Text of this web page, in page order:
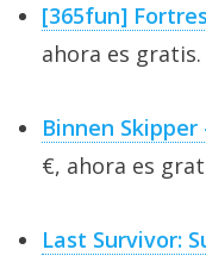
[365fun]
ahora es gratis.
Binnen Skipper
€, ahora es
Last Survivor: